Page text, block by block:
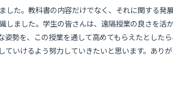
た。教科書の内容だけでなく、それに関する発
ました。学生の皆さんは、遠隔授業の良さを活
勢を、この授業を通して高めてもらえたとした
いけるよう努力していきたいと思います。ありが